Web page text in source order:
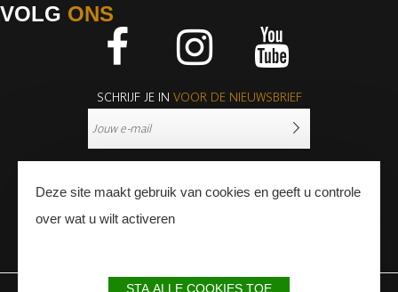
VOLG ONS
SCHRIJF JE IN VOOR DE NIEUWSBRIEF
Deze site maakt gebruik van cookies en geeft u controle
over wat u wilt activeren
STA ALLE COOKIES TOE